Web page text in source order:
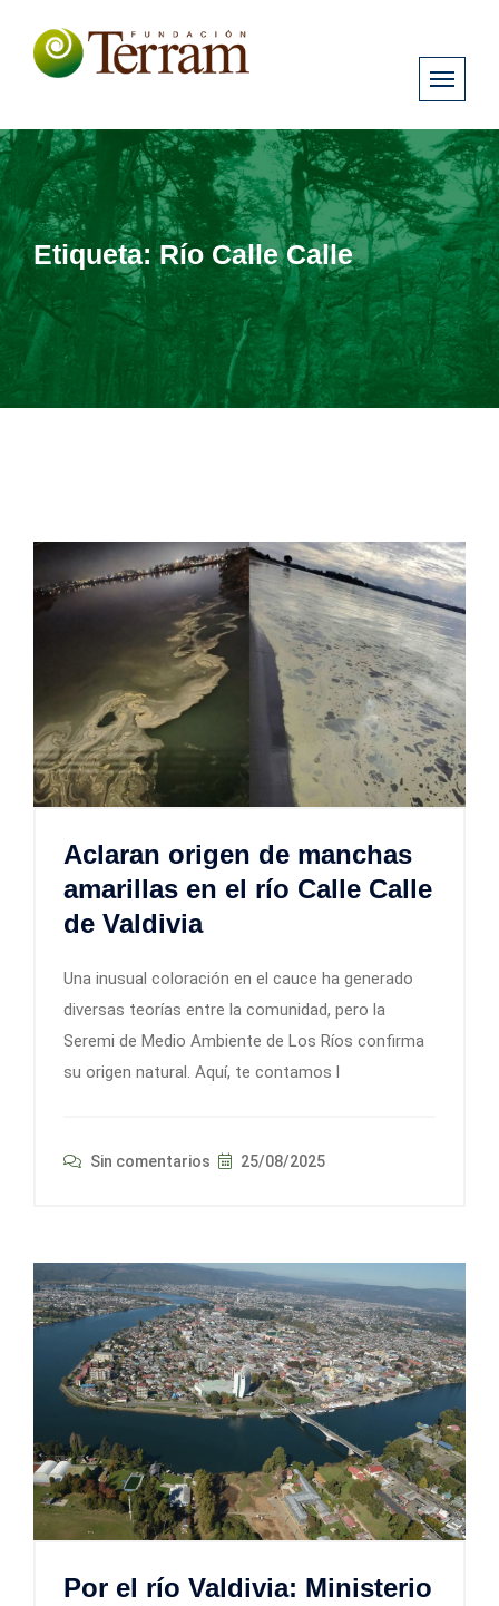
Etiqueta:Río Calle Calle
Aclaran origen de manchas
amarillas en el río Calle Calle
de Valdivia
Una inusual coloración en el cauce ha generado
diversas teorías entre la comunidad, pero la
Seremi de Medio Ambiente de Los Ríos confirma
su origen natural. Aquí, te contamos l
Sin comentarios 25/08/2025
Por el río Valdivia: Ministerio